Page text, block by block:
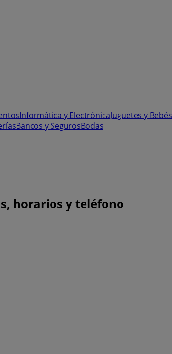
Informática y ElectrónicaJuguetes y Bebés
Bancos y SegurosBodas
horarios y teléfono